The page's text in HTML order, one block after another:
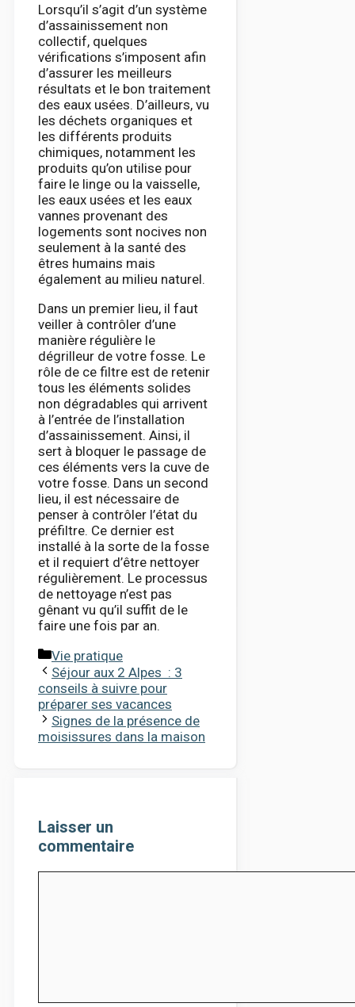
Lorsqu’il s’agit d’un système
d’assainissement non
collectif, quelques
vérifications s’imposent afin
d’assurer les meilleurs
résultats et le bon traitement
des eaux usées. D’ailleurs, vu
les déchets organiques et
les différents produits
chimiques, notamment les
produits qu’on utilise pour
faire le linge ou la vaisselle,
les eaux usées et les eaux
vannes provenant des
logements sont nocives non
seulement à la santé des
êtres humains mais
également au milieu naturel.
Dans un premier lieu, il faut
veiller à contrôler d’une
manière régulière le
dégrilleur de votre fosse. Le
rôle de ce filtre est de retenir
tous les éléments solides
non dégradables qui arrivent
à l’entrée de l’installation
d’assainissement. Ainsi, il
sert à bloquer le passage de
ces éléments vers la cuve de
votre fosse. Dans un second
lieu, il est nécessaire de
penser à contrôler l’état du
préfiltre. Ce dernier est
installé à la sorte de la fosse
et il requiert d’être nettoyer
régulièrement. Le processus
de nettoyage n’est pas
gênant vu qu’il suffit de le
faire une fois par an.
Catégories
Vie pratique
Séjour aux 2 Alpes : 3
conseils à suivre pour
préparer ses vacances
Signes de la présence de
moisissures dans la maison
Laisser un
commentaire